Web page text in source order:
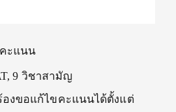
ะแนน
9 วิชาสามัญ
องขอแก้ไขคะแนนได้ตั้งแต่